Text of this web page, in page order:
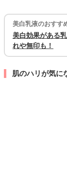
美白乳液のおすす
美白効果がある
れや無印も！
肌のハリが気に